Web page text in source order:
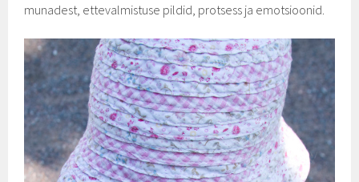
munadest, ettevalmistuse pildid, protsess ja emotsioonid.